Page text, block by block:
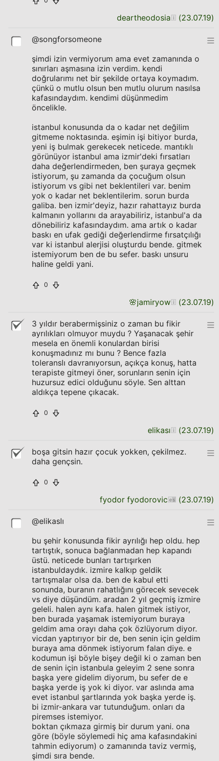
deartheodosia (23.07.19)
@songforsomeone
şimdi izin vermiyorum ama evet zamanında o
sınırları aşmasına izin verdim. kendi
doğrularımı net bir şekilde ortaya koymadım.
çünkü o mutlu olsun ben mutlu olurum nasılsa
kafasındaydım. kendimi düşünmedim
öncelikle.
istanbul konusunda da o kadar net değilim
gitmeme noktasında. eşimin işi bitiyor burda,
yeni iş bulmak gerekecek neticede. mantıklı
görünüyor istanbul ama izmir'deki fırsatları
daha değerlendirmeden, ben şuraya geçmek
istiyorum, şu zamanda da çocuğum olsun
istiyorum vs gibi net beklentileri var. benim
yok o kadar net beklentilerim. sorun burda
galiba. ben izmir'deyiz, hazır rahattayız burda
kalmanın yollarını da arayabiliriz, istanbul'a da
dönebiliriz kafasındaydım. ama artık o kadar
baskı en ufak gediği değerlendirme fırsatçılığı
var ki istanbul alerjisi oluşturdu bende. gitmek
istemiyorum ben de bu sefer. baskı unsuru
haline geldi yani.
0
🌸jamiryow (23.07.19)
3 yıldır berabermişsiniz o zaman bu fikir
ayrılıkları olmuyor muydu ? Yaşanacak şehir
mesela en önemli konulardan birisi
konuşmadınız mı bunu ? Bence fazla
toleranslı davranıyorsun, açıkça konuş, hatta
terapiste gitmeyi öner, sorunların senin için
huzursuz edici olduğunu söyle. Sen alttan
aldıkça tepene çıkacak.
0
elikası (23.07.19)
boşa gitsin hazır çocuk yokken, çekilmez.
daha gençsin.
0
fyodor fyodorovic (23.07.19)
@elikaslı
bu şehir konusunda fikir ayrılığı hep oldu. hep
tartıştık, sonuca bağlanmadan hep kapandı
üstü. neticede bunları tartışırken
istanbuldaydık. izmire kalkıp geldik
tartışmalar olsa da. ben de kabul etti
sonunda, buranın rahatlığını görecek sevecek
vs diye düşündüm. aradan 2 yıl geçmiş izmire
geleli. halen aynı kafa. halen gitmek istiyor,
ben burada yaşamak istemiyorum buraya
geldim ama orayı daha çok özlüyorum diyor.
vicdan yaptırıyor bir de, ben senin için geldim
buraya ama dönmek istiyorum falan diye. e
kodumun işi böyle bişey değil ki o zaman ben
de senin için istanbula geleyim 2 sene sonra
başka yere gidelim diyorum, bu sefer de e
başka yerde iş yok ki diyor. var aslında ama
evet istanbul şartlarında yok başka yerde iş.
bi izmir-ankara var tutunduğum. onları da
piremses istemiyor.
boktan çıkmaza girmiş bir durum yani. ona
göre (böyle söylemedi hiç ama kafasındakini
tahmin ediyorum) o zamanında taviz vermiş,
şimdi sıra bende.